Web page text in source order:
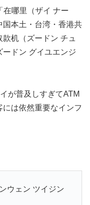
在哪里（ザイ ナー
国本土・台湾・香港共
机（ズードン チュ
ドン グイユエンジ
が普及しすぎてATM
は依然重要なインフ
ウェン ツイジン